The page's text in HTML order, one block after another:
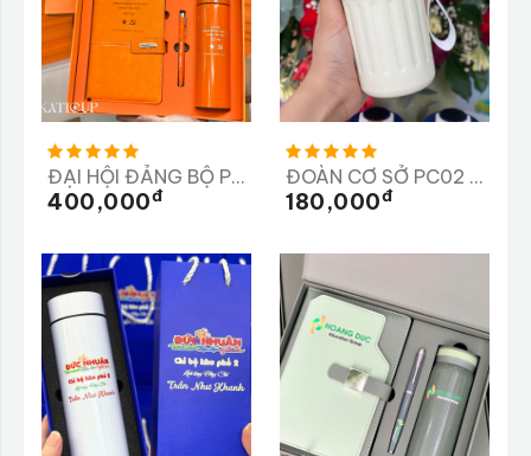
ĐẠI HỘI ĐẢNG BỘ PHÒNG THAM MƯU
400,000Đ
ĐOÀN CƠ SỞ PC02 CÔNG AN TỈNH LÂM ĐỒNG
180,000Đ